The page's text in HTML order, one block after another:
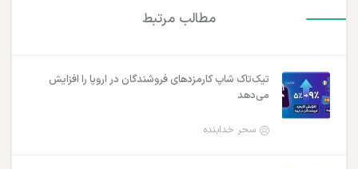
مطالب مرتبط
تیک‌تاک شاپ کارمزدهای فروشندگان در اروپا را افزایش
می‌دهد
سحر خدابنده